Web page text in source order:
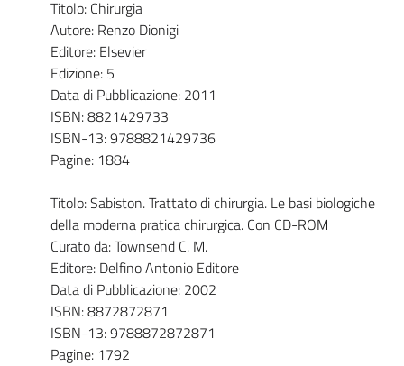
Titolo: Chirurgia
Autore: Renzo Dionigi
Editore: Elsevier
Edizione: 5
Data di Pubblicazione: 2011
ISBN: 8821429733
ISBN-13: 9788821429736
Pagine: 1884
Titolo: Sabiston. Trattato di chirurgia. Le basi biologiche
della moderna pratica chirurgica. Con CD-ROM
Curato da: Townsend C. M.
Editore: Delfino Antonio Editore
Data di Pubblicazione: 2002
ISBN: 8872872871
ISBN-13: 9788872872871
Pagine: 1792